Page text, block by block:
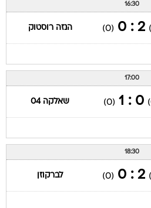
16:30
2 : 0
(0) הנזה רוסטוק
17:00
0 : 1
(0) שאלקה 04
18:30
2 : 0
(0) לברקוזן